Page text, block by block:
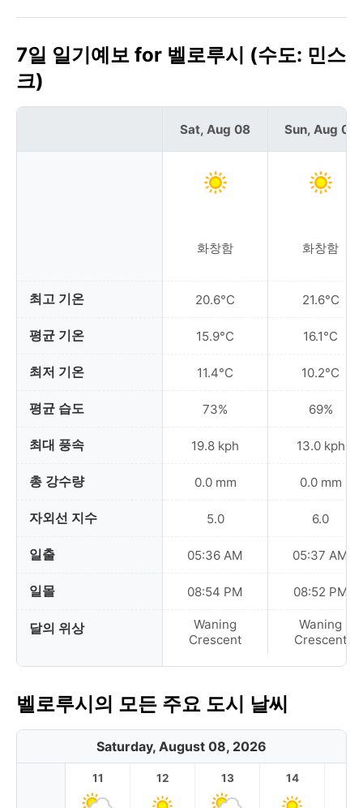
7일 일기예보 for 벨로루시 (수도: 민스
크)
최고 기온
평균 기온
최저 기온
평균 습도
최대 풍속
총 강수량
자외선 지수
일출
일몰
달의 위상
Sat, Aug 08
화창함
20.6°C
15.9°C
11.4°C
73%
19.8 kph
0.0 mm
5.0
05:36 AM
08:54 PM
Waning
Crescent
Sun, Aug 09
화창함
21.6°C
16.1°C
10.2°C
69%
13.0 kph
0.0 mm
6.0
05:37 AM
08:52 PM
Waning
Crescent
벨로루시의 모든 주요 도시 날씨
Saturday, August 08, 2026
11 12 13 14